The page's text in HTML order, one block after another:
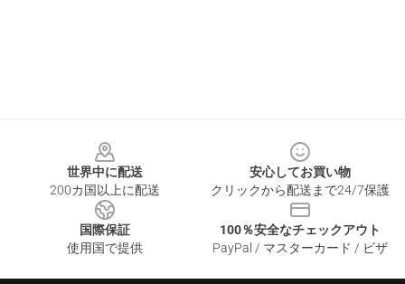
世界中に配送
200カ国以上に配送
安心してお買い物
クリックから配送まで24/7保護
国際保証
使用国で提供
100％安全なチェックアウト
PayPal / マスターカード / ビザ